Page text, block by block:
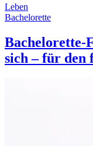
Leben
Bachelorette
Bachelorette-
sich – für den